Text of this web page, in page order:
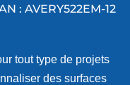
: AVERY522EM-12
tout type de projets
des surfaces